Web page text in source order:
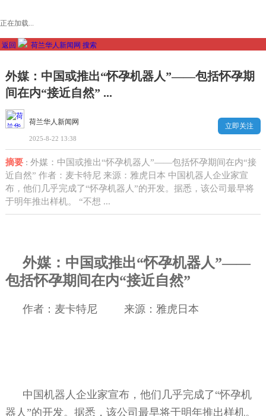
正在加载...
返回 荷兰华人新闻网 搜索
外媒：中国或推出“怀孕机器人”——包括怀孕期
间在内“接近自然” ...
荷兰华人新闻网
2025-8-22 13:38
立即关注
摘要: 外媒：中国或推出“怀孕机器人”——包括怀孕期间在内“接
近自然” 作者：麦卡特尼 来源：雅虎日本 中国机器人企业家宣
布，他们几乎完成了“怀孕机器人”的开发。据悉，该公司最早将
于明年推出样机。 “不想 ...
外媒：中国或推出“怀孕机器人”——
包括怀孕期间在内“接近自然”
作者：麦卡特尼 来源：雅虎日本
中国机器人企业家宣布，他们几乎完成了“怀孕机
器人”的开发。据悉，该公司最早将于明年推出样机。